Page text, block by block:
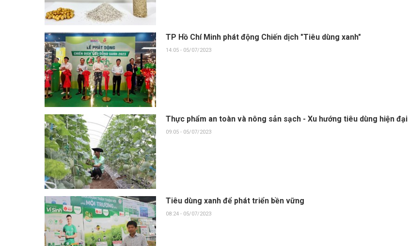
TP Hồ Chí Minh phát động Chiến dịch "Tiêu dùng xanh"
14:05 - 05/07/2023
Thực phẩm an toàn và nông sản sạch - Xu hướng tiêu dùng hiện đại
09:05 - 05/07/2023
Tiêu dùng xanh để phát triển bền vững
08:24 - 05/07/2023